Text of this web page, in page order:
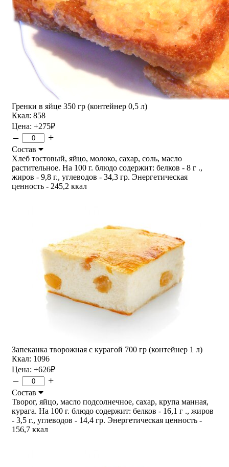
Гренки в яйце 350 гр (контейнер 0,5 л)
Ккал: 858
Цена: +275₽
– +
Состав
Хлеб тостовый, яйцо, молоко, сахар, соль, масло
растительное. На 100 г. блюдо содержит: белков - 8 г .,
жиров - 9,8 г., углеводов - 34,3 гр. Энергетическая
ценность - 245,2 ккал
Запеканка творожная с курагой 700 гр (контейнер 1 л)
Ккал: 1096
Цена: +626₽
– +
Состав
Творог, яйцо, масло подсолнечное, сахар, крупа манная,
курага. На 100 г. блюдо содержит: белков - 16,1 г ., жиров
- 3,5 г., углеводов - 14,4 гр. Энергетическая ценность -
156,7 ккал